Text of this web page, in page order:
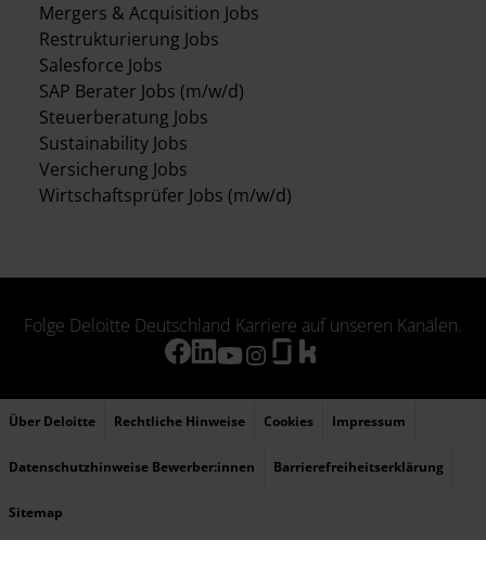
Mergers & Acquisition Jobs
Restrukturierung Jobs
Salesforce Jobs
SAP Berater Jobs (m/w/d)
Steuerberatung Jobs
Sustainability Jobs
Versicherung Jobs
Wirtschaftsprüfer Jobs (m/w/d)
Folge Deloitte Deutschland Karriere auf unseren Kanälen.
Über Deloitte Rechtliche Hinweise Cookies Impressum
Datenschutzhinweise Bewerber:innen Barrierefreiheitserklärung
Sitemap